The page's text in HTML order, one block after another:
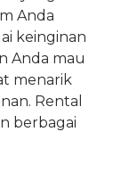
Anda
keinginan
Anda mau
menarik
Rental
berbagai